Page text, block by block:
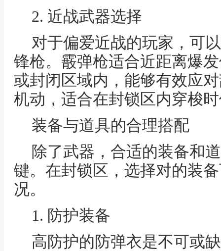
2. 近战武器选择
对于偏爱近战的玩家，可
锋枪。霰弹枪适合近距离爆
或封闭区域内，能够有效应
机动，适合在封锁区内穿梭
装备与道具的合理搭配
除了武器，合适的装备和
键。在封锁区，选择对的装
况。
1. 防护装备
高防护的防弹衣是不可或